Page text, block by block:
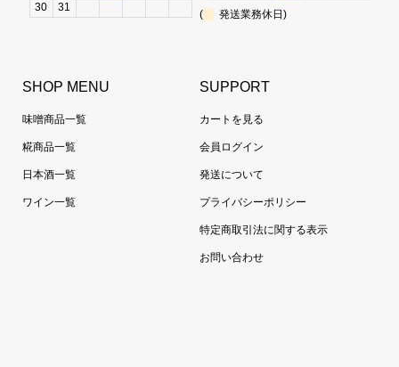
30
31
( 発送業務休日)
SHOP MENU
味噌商品一覧
糀商品一覧
日本酒一覧
ワイン一覧
SUPPORT
カートを見る
会員ログイン
発送について
プライバシーポリシー
特定商取引法に関する表示
お問い合わせ